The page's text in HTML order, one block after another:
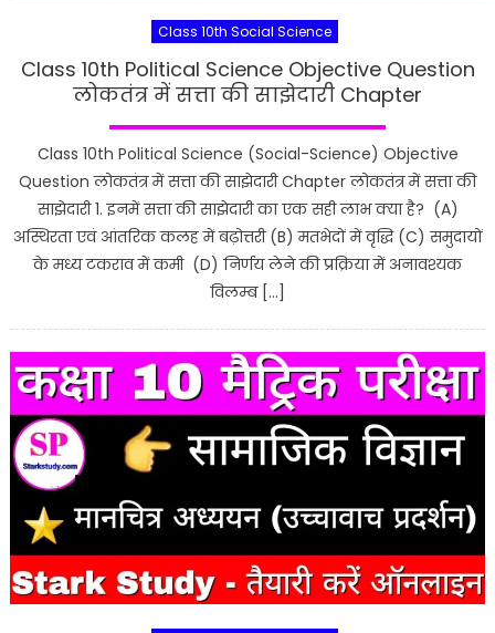
Class 10th Social Science
Class 10th Political Science Objective Question
लोकतंत्र में सत्ता की साझेदारी Chapter
Class 10th Political Science (Social-Science) Objective
Question लोकतंत्र में सत्ता की साझेदारी Chapter लोकतंत्र में सत्ता की
साझेदारी 1. इनमें सत्ता की साझेदारी का एक सही लाभ क्या है? (A)
अस्थिरता एवं आंतरिक कलह में बढ़ोत्तरी (B) मतभेदों में वृद्धि (C) समुदायों
के मध्य टकराव में कमी (D) निर्णय लेने की प्रक्रिया में अनावश्यक
विलम्ब […]